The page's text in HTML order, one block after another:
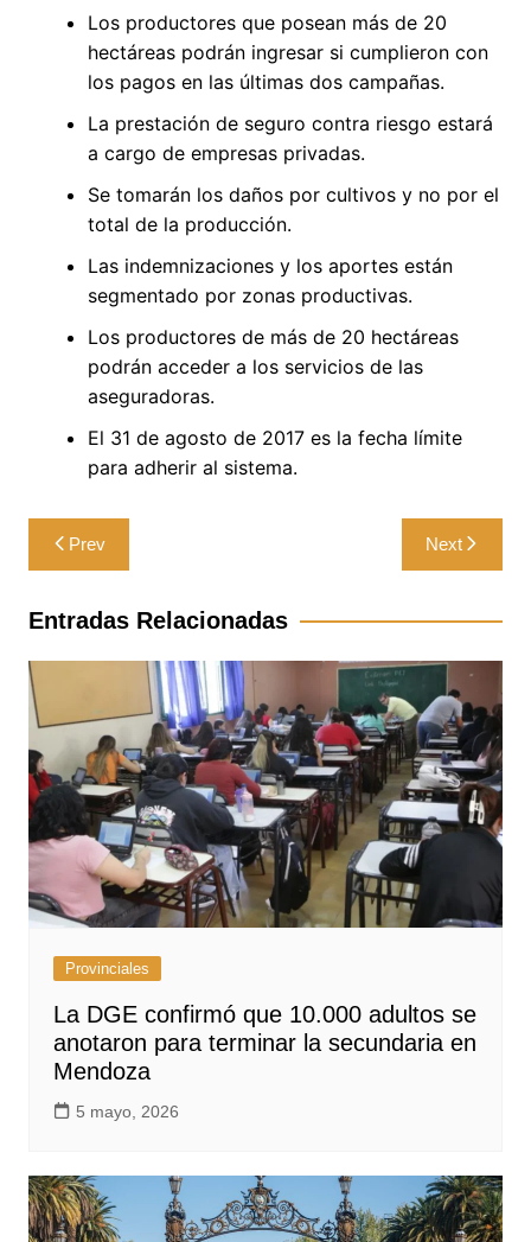
Los productores que posean más de 20
hectáreas podrán ingresar si cumplieron con
los pagos en las últimas dos campañas.
La prestación de seguro contra riesgo estará
a cargo de empresas privadas.
Se tomarán los daños por cultivos y no por el
total de la producción.
Las indemnizaciones y los aportes están
segmentado por zonas productivas.
Los productores de más de 20 hectáreas
podrán acceder a los servicios de las
aseguradoras.
El 31 de agosto de 2017 es la fecha límite
para adherir al sistema.
Navegación
de
entradas
Prev Next
Entradas Relacionadas
Provinciales
La DGE confirmó que 10.000 adultos se
anotaron para terminar la secundaria en
Mendoza
5 mayo, 2026